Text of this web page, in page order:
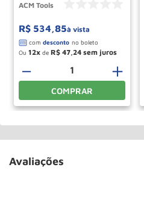
ACM Tools
R$ 534,85à vista
Ou 12 de R$ 47,24
＋
－
COMPRAR
Avaliações